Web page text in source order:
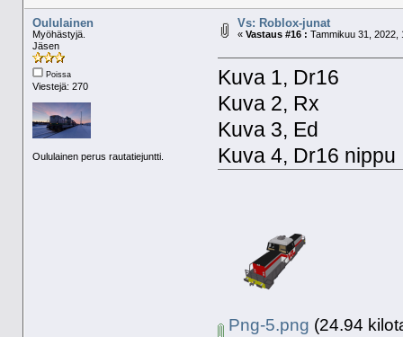
Oululainen
Myöhästyjä.
Jäsen
Poissa
Viestejä: 270
Oululainen perus rautatiejuntti.
Vs: Roblox-junat
« Vastaus #16 : Tammikuu 31, 2022,
Kuva 1, Dr16
Kuva 2, Rx
Kuva 3, Ed
Kuva 4, Dr16 nippu
Png-5.png (24.94